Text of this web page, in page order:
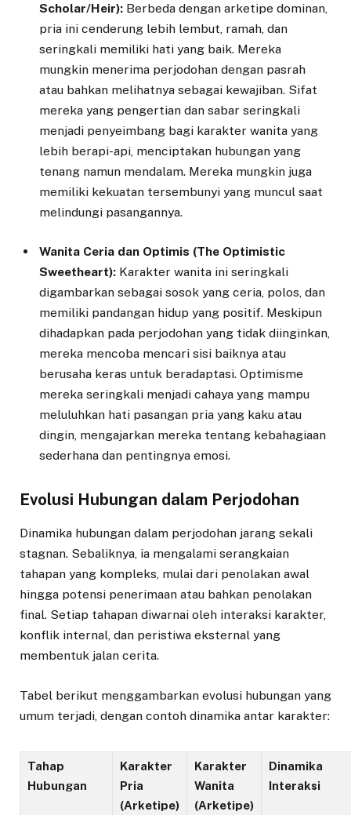
Scholar/Heir): Berbeda dengan arketipe dominan,
pria ini cenderung lebih lembut, ramah, dan
seringkali memiliki hati yang baik. Mereka
mungkin menerima perjodohan dengan pasrah
atau bahkan melihatnya sebagai kewajiban. Sifat
mereka yang pengertian dan sabar seringkali
menjadi penyeimbang bagi karakter wanita yang
lebih berapi-api, menciptakan hubungan yang
tenang namun mendalam. Mereka mungkin juga
memiliki kekuatan tersembunyi yang muncul saat
melindungi pasangannya.
Wanita Ceria dan Optimis (The Optimistic
Sweetheart): Karakter wanita ini seringkali
digambarkan sebagai sosok yang ceria, polos, dan
memiliki pandangan hidup yang positif. Meskipun
dihadapkan pada perjodohan yang tidak diinginkan,
mereka mencoba mencari sisi baiknya atau
berusaha keras untuk beradaptasi. Optimisme
mereka seringkali menjadi cahaya yang mampu
meluluhkan hati pasangan pria yang kaku atau
dingin, mengajarkan mereka tentang kebahagiaan
sederhana dan pentingnya emosi.
Evolusi Hubungan dalam Perjodohan
Dinamika hubungan dalam perjodohan jarang sekali
stagnan. Sebaliknya, ia mengalami serangkaian
tahapan yang kompleks, mulai dari penolakan awal
hingga potensi penerimaan atau bahkan penolakan
final. Setiap tahapan diwarnai oleh interaksi karakter,
konflik internal, dan peristiwa eksternal yang
membentuk jalan cerita.
Tabel berikut menggambarkan evolusi hubungan yang
umum terjadi, dengan contoh dinamika antar karakter:
Tahap
Hubungan
Karakter
Pria
(Arketipe)
Karakter
Wanita
(Arketipe)
Dinamika
Interaksi